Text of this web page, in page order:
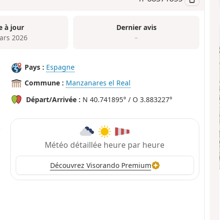
à jour
2026
Dernier avis
–
Pays : Espagne
Commune : Manzanares el Real
Départ/Arrivée : N 40.741895° / O 3.883227°
Météo détaillée heure par heure
Découvrez Visorando Premium